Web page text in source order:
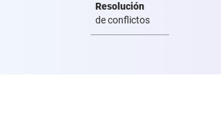
Resolución
de conflictos